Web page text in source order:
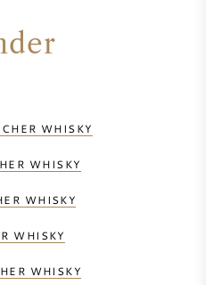
WHISKY
WHISKY
WHISKY
WHISKY
WHISKY